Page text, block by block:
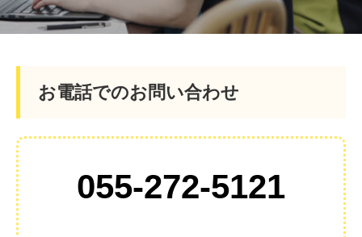
お電話でのお問い合わせ
055-272-5121